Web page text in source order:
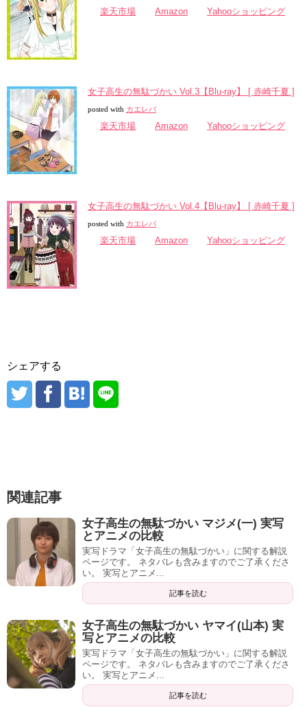
楽天市場 Amazon Yahooショッピング
女子高生の無駄づかい Vol.3【Blu-ray】 [ 赤崎千夏 ]
posted with カエレバ
楽天市場 Amazon Yahooショッピング
女子高生の無駄づかい Vol.4【Blu-ray】 [ 赤崎千夏 ]
posted with カエレバ
楽天市場 Amazon Yahooショッピング
シェアする
関連記事
女子高生の無駄づかい マジメ(一) 実写
とアニメの比較
実写ドラマ「女子高生の無駄づかい」に関する解説
ページです。 ネタバレも含みますのでご了承くださ
い。 実写とアニメ...
記事を読む
女子高生の無駄づかい ヤマイ(山本) 実
写とアニメの比較
実写ドラマ「女子高生の無駄づかい」に関する解説
ページです。 ネタバレも含みますのでご了承くださ
い。 実写とアニメ...
記事を読む